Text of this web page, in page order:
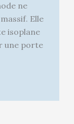
ne
Elle
isoplane
une porte